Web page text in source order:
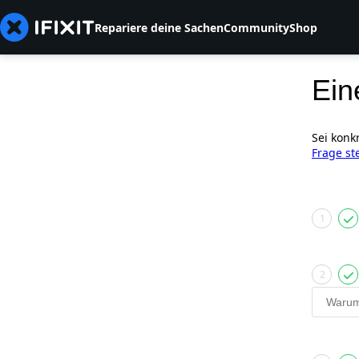
Repariere deine SachenCommunityShop
Sei
Frage
1
2